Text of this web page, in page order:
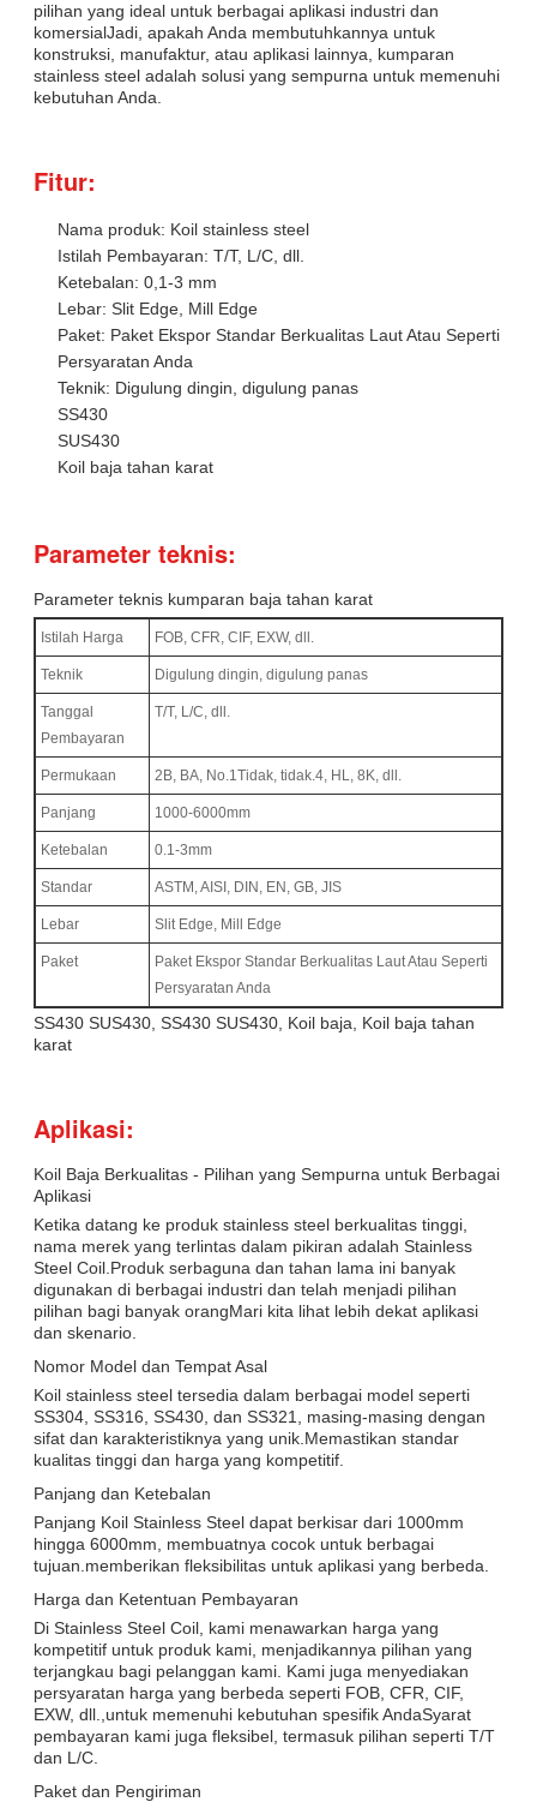
pilihan yang ideal untuk berbagai aplikasi industri dan
komersialJadi, apakah Anda membutuhkannya untuk
konstruksi, manufaktur, atau aplikasi lainnya, kumparan
stainless steel adalah solusi yang sempurna untuk memenuhi
kebutuhan Anda.
Fitur:
Nama produk: Koil stainless steel
Istilah Pembayaran: T/T, L/C, dll.
Ketebalan: 0,1-3 mm
Lebar: Slit Edge, Mill Edge
Paket: Paket Ekspor Standar Berkualitas Laut Atau Seperti
Persyaratan Anda
Teknik: Digulung dingin, digulung panas
SS430
SUS430
Koil baja tahan karat
Parameter teknis:
Parameter teknis kumparan baja tahan karat
Istilah Harga FOB, CFR, CIF, EXW, dll.
Teknik Digulung dingin, digulung panas
Tanggal
Pembayaran
T/T, L/C, dll.
Permukaan 2B, BA, No.1Tidak, tidak.4, HL, 8K, dll.
Panjang 1000-6000mm
Ketebalan 0.1-3mm
Standar ASTM, AISI, DIN, EN, GB, JIS
Lebar Slit Edge, Mill Edge
Paket
Paket Ekspor Standar Berkualitas Laut Atau Seperti
Persyaratan Anda
SS430 SUS430, SS430 SUS430, Koil baja, Koil baja tahan
karat
Aplikasi:
Koil Baja Berkualitas - Pilihan yang Sempurna untuk Berbagai
Aplikasi
Ketika datang ke produk stainless steel berkualitas tinggi,
nama merek yang terlintas dalam pikiran adalah Stainless
Steel Coil.Produk serbaguna dan tahan lama ini banyak
digunakan di berbagai industri dan telah menjadi pilihan
pilihan bagi banyak orangMari kita lihat lebih dekat aplikasi
dan skenario.
Nomor Model dan Tempat Asal
Koil stainless steel tersedia dalam berbagai model seperti
SS304, SS316, SS430, dan SS321, masing-masing dengan
sifat dan karakteristiknya yang unik.Memastikan standar
kualitas tinggi dan harga yang kompetitif.
Panjang dan Ketebalan
Panjang Koil Stainless Steel dapat berkisar dari 1000mm
hingga 6000mm, membuatnya cocok untuk berbagai
tujuan.memberikan fleksibilitas untuk aplikasi yang berbeda.
Harga dan Ketentuan Pembayaran
Di Stainless Steel Coil, kami menawarkan harga yang
kompetitif untuk produk kami, menjadikannya pilihan yang
terjangkau bagi pelanggan kami. Kami juga menyediakan
persyaratan harga yang berbeda seperti FOB, CFR, CIF,
EXW, dll.,untuk memenuhi kebutuhan spesifik AndaSyarat
pembayaran kami juga fleksibel, termasuk pilihan seperti T/T
dan L/C.
Paket dan Pengiriman